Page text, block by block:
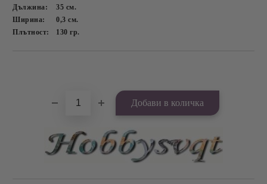
Дължина: 35 см.
Ширина:
0,3см.
Плътност:
130гр.